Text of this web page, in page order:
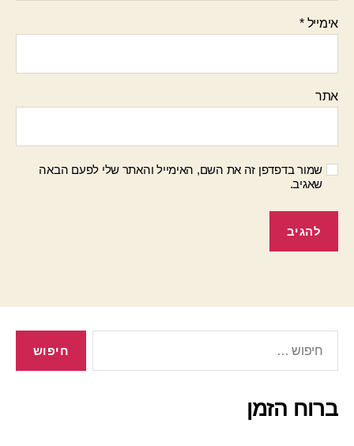
אימייל*
אתר
שמור בדפדפן זה את השם, האימייל והאתר שלי לפעם הבאה
שאגיב.
ברוח הזמן